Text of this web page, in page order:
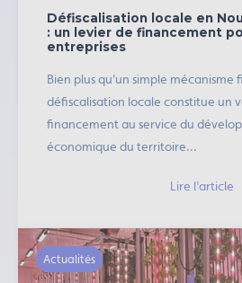
Défiscalisation locale en
: un levier de financement
entreprises
Bien plus qu'un simple mécanisme
défiscalisation locale constitue un
financement au service du
économique du territoire...
Lire l'article
Actualités